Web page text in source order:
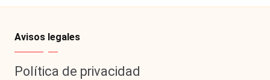
Avisos legales
Política de privacidad